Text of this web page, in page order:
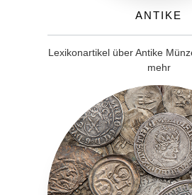
Antike
Lexikonartikel über Antike
mehr